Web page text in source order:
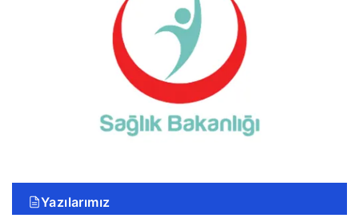
Yazılarımız